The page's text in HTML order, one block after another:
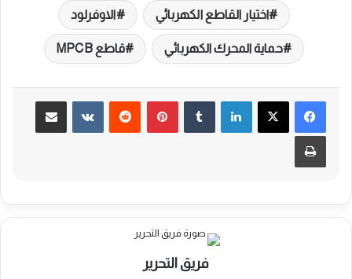
اختيار القاطع الكهربائي الاوفرلود
حماية المحرك الكهربائي قاطع MPCB
لينكدإن بينتيريست مشاركة عبر البريد
طباعة
فريق التحرير